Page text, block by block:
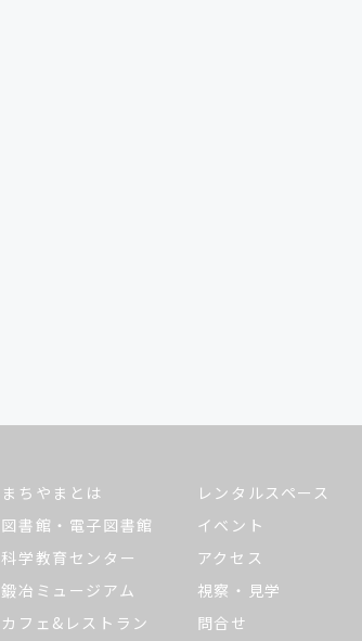
まちやまとは
図書館・電子図書館
科学教育センター
鍛冶ミュージアム
カフェ&レストラン
レンタルスペース
イベント
アクセス
視察・見学
問合せ